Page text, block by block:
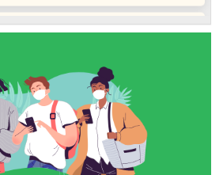
xã Ea Kiết vươn lên nhờ nguồn vốn vay
Kiết tăng cường công tác kiểm tra,